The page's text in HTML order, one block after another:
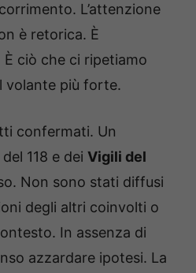
L’attenzione
è retorica. È
ciò che ci ripetiamo
volante più forte.
confermati. Un
118 e dei Vigili del
Non sono stati diffusi
degli altri coinvolti o
In assenza di
azzardare ipotesi. La